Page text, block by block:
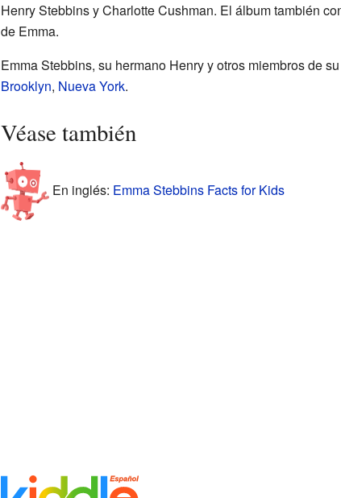
Henry Stebbins y Charlotte Cushman. El álbum también
de Emma.
Emma Stebbins, su hermano Henry y otros miembros de
Brooklyn, Nueva York.
Véase también
En inglés: Emma Stebbins Facts for Kids